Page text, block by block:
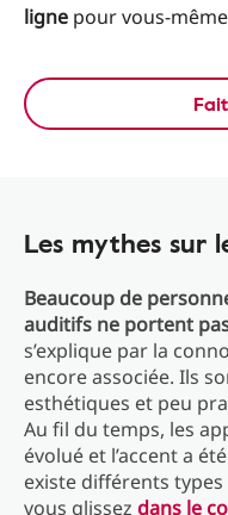
ligne pour vous-
Les mythes sur
Beaucoup de
auditifs ne portent
s’explique par la
encore associée. Ils
esthétiques et peu
Au fil du temps, les
évolué et l’accent a
existe différents types
vous glissez dans le